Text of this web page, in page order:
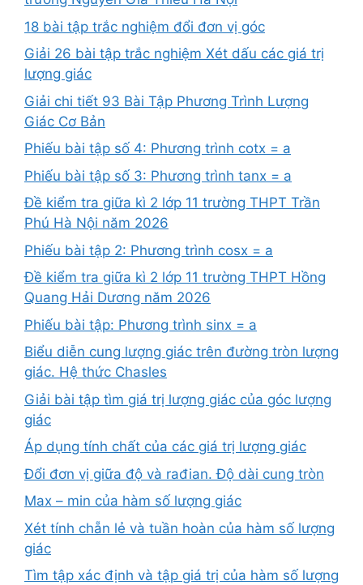
18 bài tập trắc nghiệm đổi đơn vị góc
Giải 26 bài tập trắc nghiệm Xét dấu các giá trị
lượng giác
Giải chi tiết 93 Bài Tập Phương Trình Lượng
Giác Cơ Bản
Phiếu bài tập số 4: Phương trình cotx = a
Phiếu bài tập số 3: Phương trình tanx = a
Đề kiểm tra giữa kì 2 lớp 11 trường THPT Trần
Phú Hà Nội năm 2026
Phiếu bài tập 2: Phương trình cosx = a
Đề kiểm tra giữa kì 2 lớp 11 trường THPT Hồng
Quang Hải Dương năm 2026
Phiếu bài tập: Phương trình sinx = a
Biểu diễn cung lượng giác trên đường tròn lượng
giác. Hệ thức Chasles
Giải bài tập tìm giá trị lượng giác của góc lượng
giác
Áp dụng tính chất của các giá trị lượng giác
Đổi đơn vị giữa độ và rađian. Độ dài cung tròn
Max – min của hàm số lượng giác
Xét tính chẵn lẻ và tuần hoàn của hàm số lượng
giác
Tìm tập xác định và tập giá trị của hàm số lượng